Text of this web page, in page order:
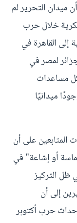
ميدان التحرير لم
خلال حرب
إلى القاهرة في
لمصر في
مساعدات
ميدانيًا
المتابعين على أن
أو إشاعة" في
ظل التركيز
إلى أن
حرب أكتوبر